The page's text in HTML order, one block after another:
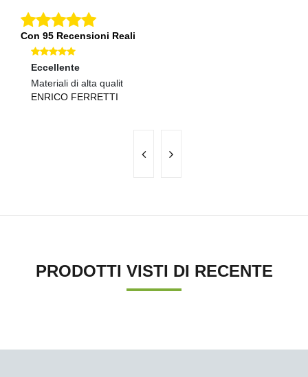
Con 95 Recensioni Reali
Eccellente
Materiali di alta qualit
ENRICO FERRETTI
PRODOTTI VISTI DI RECENTE